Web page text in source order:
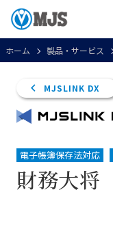
ホーム 製品・サービス
MJSLINK DX
電子帳簿保存法対応
財務大将